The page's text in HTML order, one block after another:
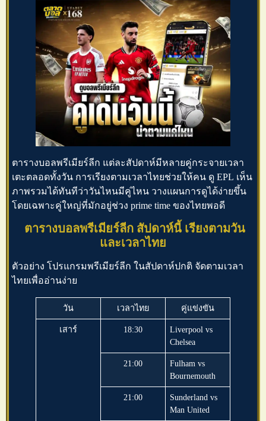
ตารางบอลพรีเมียร์ลีก แต่ละสัปดาห์มีหลายคู่กระจายเวลา
เตะตลอดทั้งวัน การเรียงตามเวลาไทยช่วยให้คน ดู EPL เห็น
ภาพรวมได้ทันทีว่าวันไหนมีคู่ไหน วางแผนการดูได้ง่ายขึ้น
โดยเฉพาะคู่ใหญ่ที่มักอยู่ช่วง prime time ของไทยพอดี
ตารางบอลพรีเมียร์ลีก สัปดาห์นี้ เรียงตามวัน
และเวลาไทย
ตัวอย่าง โปรแกรมพรีเมียร์ลีก ในสัปดาห์ปกติ จัดตามเวลา
ไทยเพื่ออ่านง่าย
วัน เวลาไทย คู่แข่งขัน
เสาร์ 18:30
Liverpool vs
Chelsea
21:00
Fulham vs
Bournemouth
21:00
Sunderland vs
Man United